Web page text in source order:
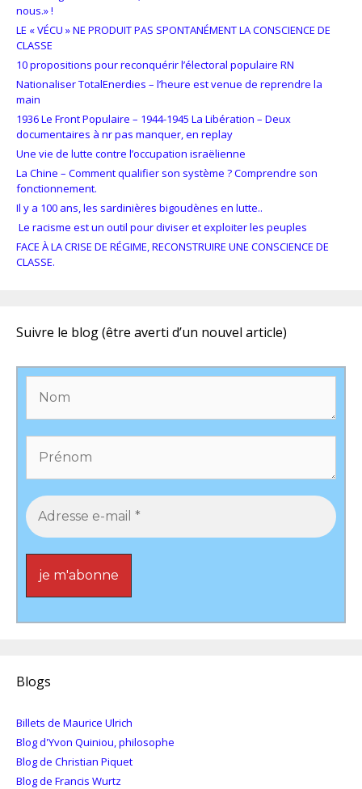
nous.» !
LE « VÉCU » NE PRODUIT PAS SPONTANÉMENT LA CONSCIENCE DE
CLASSE
10 propositions pour reconquérir l’électoral populaire RN
Nationaliser TotalEnerdies – l’heure est venue de reprendre la
main
1936 Le Front Populaire – 1944-1945 La Libération – Deux
documentaires à nr pas manquer, en replay
Une vie de lutte contre l’occupation israëlienne
La Chine – Comment qualifier son système ? Comprendre son
fonctionnement.
Il y a 100 ans, les sardinières bigoudènes en lutte..
Le racisme est un outil pour diviser et exploiter les peuples
FACE À LA CRISE DE RÉGIME, RECONSTRUIRE UNE CONSCIENCE DE
CLASSE.
Suivre le blog (être averti d’un nouvel article)
Blogs
Billets de Maurice Ulrich
Blog d'Yvon Quiniou, philosophe
Blog de Christian Piquet
Blog de Francis Wurtz